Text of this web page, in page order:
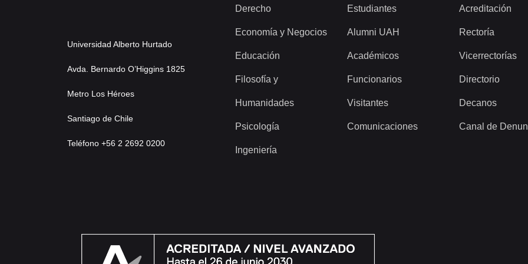
Universidad Alberto Hurtado
Avda. Bernardo O’Higgins 1825
Metro Los Héroes
Santiago de Chile
Teléfono +56 2 2692 0200
Derecho
Economía y Negocios
Educación
Filosofía y
Humanidades
Psicología
Ingeniería
Estudiantes
Alumni UAH
Académicos
Funcionarios
Visitantes
Comunicaciones
Acreditación
Rectoría
Vicerrectorías
Directorio
Decanos
Canal de